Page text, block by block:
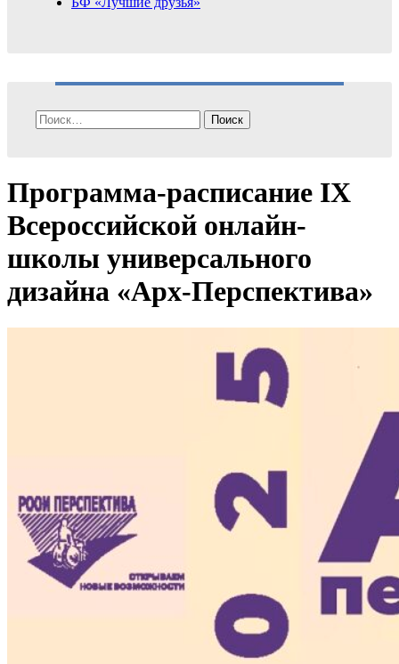
Найти:
Программа-расписание IX
Всероссийской онлайн-
школы универсального
дизайна «Арх-Перспектива»